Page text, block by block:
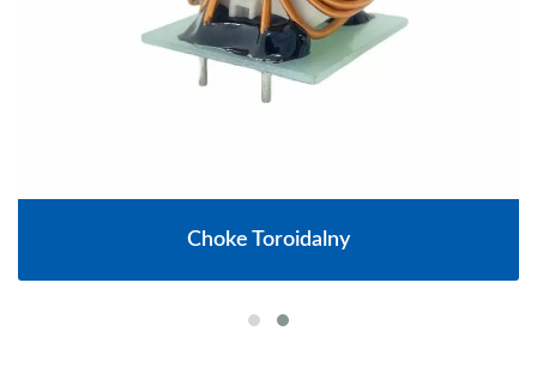
Choke Toroidalny